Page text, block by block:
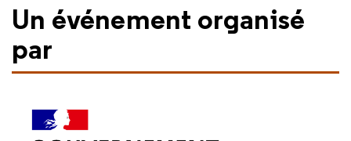
Un événement organisé
par